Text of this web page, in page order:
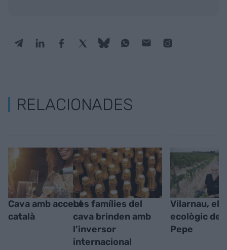
RELACIONADES
Cava amb accent
català
Les famílies del
cava brinden amb
l’inversor
internacional
Vilarnau, el
ecològic de
Pepe